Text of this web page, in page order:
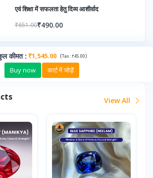
एवं शिक्षा में सफलता हेतु दिव्य आशीर्वाद
₹651.00₹490.00
कीमत: ₹1,545.00 (Tax :₹45.00)
Buy now कार्ट में जोड़ें
View All